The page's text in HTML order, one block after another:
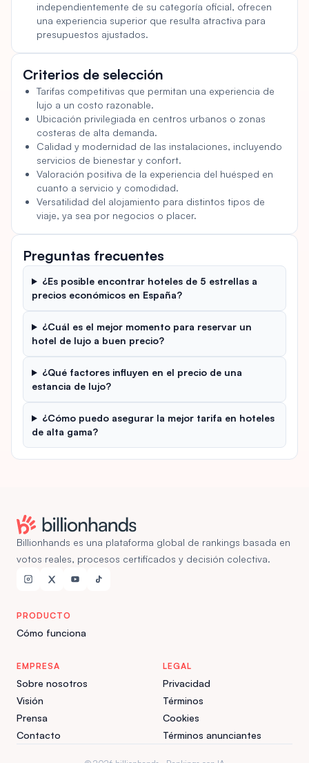
independientemente de su categoría oficial, ofrecen
una experiencia superior que resulta atractiva para
presupuestos ajustados.
Criterios de selección
Tarifas competitivas que permitan una experiencia de
lujo a un costo razonable.
Ubicación privilegiada en centros urbanos o zonas
costeras de alta demanda.
Calidad y modernidad de las instalaciones, incluyendo
servicios de bienestar y confort.
Valoración positiva de la experiencia del huésped en
cuanto a servicio y comodidad.
Versatilidad del alojamiento para distintos tipos de
viaje, ya sea por negocios o placer.
Preguntas frecuentes
¿Es posible encontrar hoteles de 5 estrellas a
precios económicos en España?
¿Cuál es el mejor momento para reservar un
hotel de lujo a buen precio?
¿Qué factores influyen en el precio de una
estancia de lujo?
¿Cómo puedo asegurar la mejor tarifa en hoteles
de alta gama?
Billionhands es una plataforma global de rankings basada en
votos reales, procesos certificados y decisión colectiva.
PRODUCTO
Cómo funciona
EMPRESA
Sobre nosotros
Visión
Prensa
Contacto
LEGAL
Privacidad
Términos
Cookies
Términos anunciantes